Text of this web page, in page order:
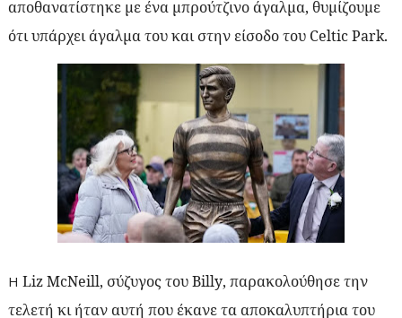
αποθανατίστηκε με ένα μπρούτζινο άγαλμα, θυμίζουμε
ότι υπάρχει άγαλμα του και στην είσοδο του CelticPark.
H LizMcNeill, σύζυγος τουBilly, παρακολούθησε την
τελετή κι ήταν αυτή που έκανε τα αποκαλυπτήρια του